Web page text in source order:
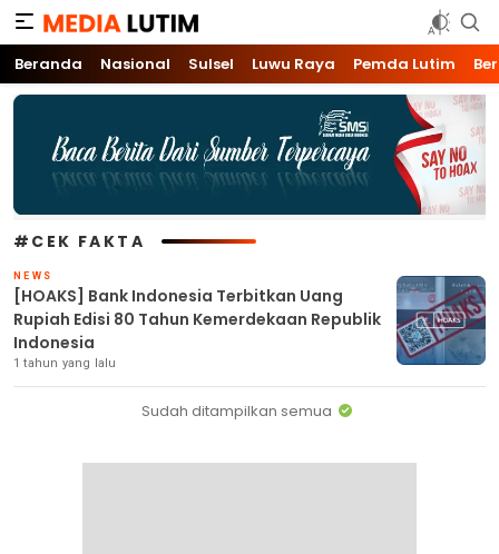
Media Lutim
Info untuk Lutim
Beranda Nasional Sulsel Luwu Raya Pemda Lutim
#CEK FAKTA
NEWS
[HOAKS] Bank Indonesia Terbitkan Uang
Rupiah Edisi 80 Tahun Kemerdekaan Republik
Indonesia
1 tahun yang lalu
Sudah ditampilkan semua